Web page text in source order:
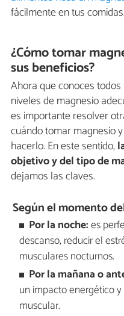
fácilmente en tus comidas.
¿Cómo tomar
sus beneficios?
Ahora que conoces
niveles de magnesio
es importante resolver
cuándo tomar magnesio
hacerlo. En este sentido,
objetivo y del tipo de
dejamos las claves.
Según el momento
Por la noche:es
descanso, reducir el
musculares nocturnos.
Por la mañana o
un impacto energético
muscular.